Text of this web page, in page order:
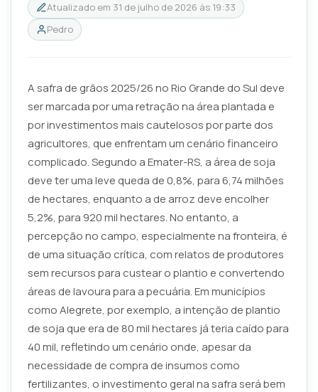
Atualizado em 31 de julho de 2026 às 19:33
Pedro
A safra de grãos 2025/26 no Rio Grande do Sul deve
ser marcada por uma retração na área plantada e
por investimentos mais cautelosos por parte dos
agricultores, que enfrentam um cenário financeiro
complicado. Segundo a Emater-RS, a área de soja
deve ter uma leve queda de 0,8%, para 6,74 milhões
de hectares, enquanto a de arroz deve encolher
5,2%, para 920 mil hectares. No entanto, a
percepção no campo, especialmente na fronteira, é
de uma situação crítica, com relatos de produtores
sem recursos para custear o plantio e convertendo
áreas de lavoura para a pecuária. Em municípios
como Alegrete, por exemplo, a intenção de plantio
de soja que era de 80 mil hectares já teria caído para
40 mil, refletindo um cenário onde, apesar da
necessidade de compra de insumos como
fertilizantes, o investimento geral na safra será bem